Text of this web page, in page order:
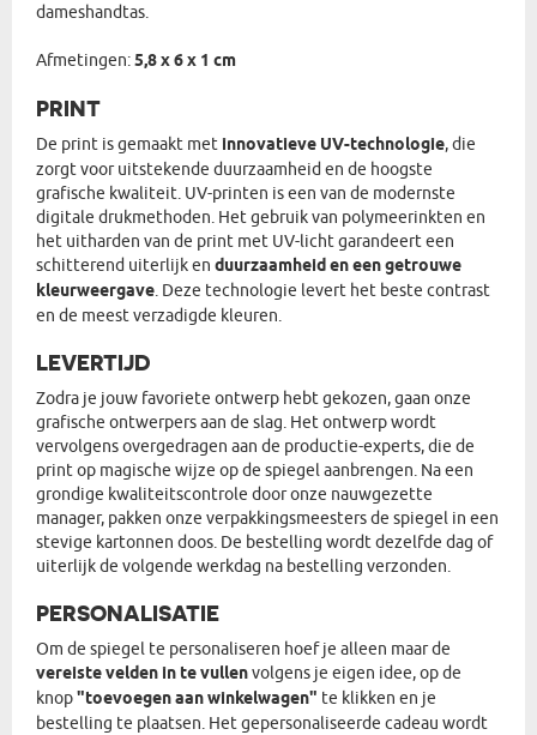
dameshandtas.
Afmetingen:5,8 x 6 x 1 cm
PRINT
De print is gemaakt met innovatieve UV-technologie, die
zorgt voor uitstekende duurzaamheid en de hoogste
grafische kwaliteit. UV-printen is een van de modernste
digitale drukmethoden. Het gebruik van polymeerinkten en
het uitharden van de print met UV-licht garandeert een
schitterend uiterlijk en duurzaamheid en een getrouwe
kleurweergave. Deze technologie levert het beste contrast
en de meest verzadigde kleuren.
LEVERTIJD
Zodra je jouw favoriete ontwerp hebt gekozen, gaan onze
grafische ontwerpers aan de slag. Het ontwerp wordt
vervolgens overgedragen aan de productie-experts, die de
print op magische wijze op de spiegel aanbrengen. Na een
grondige kwaliteitscontrole door onze nauwgezette
manager, pakken onze verpakkingsmeesters de spiegel in een
stevige kartonnen doos. De bestelling wordt dezelfde dag of
uiterlijk de volgende werkdag na bestelling verzonden.
PERSONALISATIE
Om de spiegel te personaliseren hoef je alleen maar de
vereiste velden in te vullenvolgens je eigen idee, op de
knop"toevoegen aan winkelwagen" te klikken en je
bestelling te plaatsen. Het gepersonaliseerde cadeau wordt